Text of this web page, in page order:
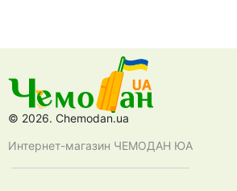
© 2026. Chemodan.ua
Интернет-магазин ЧЕМОДАН ЮА